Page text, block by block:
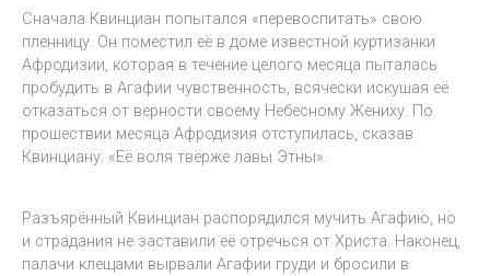
Сначала Квинциан попытался «перевоспитать» свою
пленницу. Он поместил её в доме известной куртизанки
Афродизии, которая в течение целого месяца пыталась
пробудить в Агафии чувственность, всячески искушая её
отказаться от верности своему Небесному Жениху. По
прошествии месяца Афродизия отступилась, сказав
Квинциану: «Её воля твёрже лавы Этны».
Разъярённый Квинциан распорядился мучить Агафию, но
и страдания не заставили её отречься от Христа. Наконец,
палачи клещами вырвали Агафии груди и бросили в